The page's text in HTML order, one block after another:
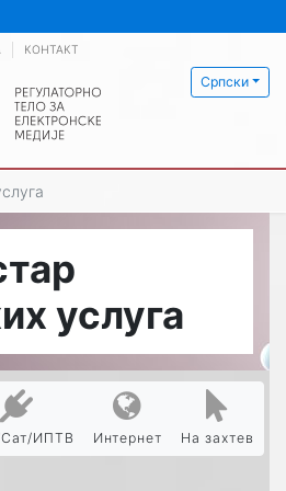
Српски
КОНТАКТ
услуга
ИПТВ Интернет На захтев